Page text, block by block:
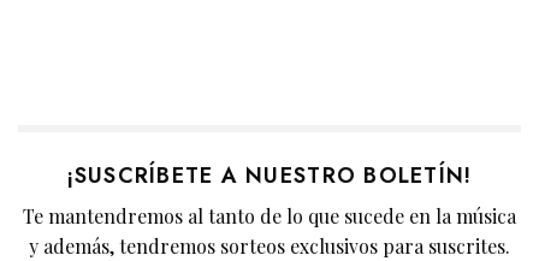
¡SUSCRÍBETE A NUESTRO BOLETÍN!
Te mantendremos al tanto de lo que sucede en la música
y además, tendremos sorteos exclusivos para suscrites.